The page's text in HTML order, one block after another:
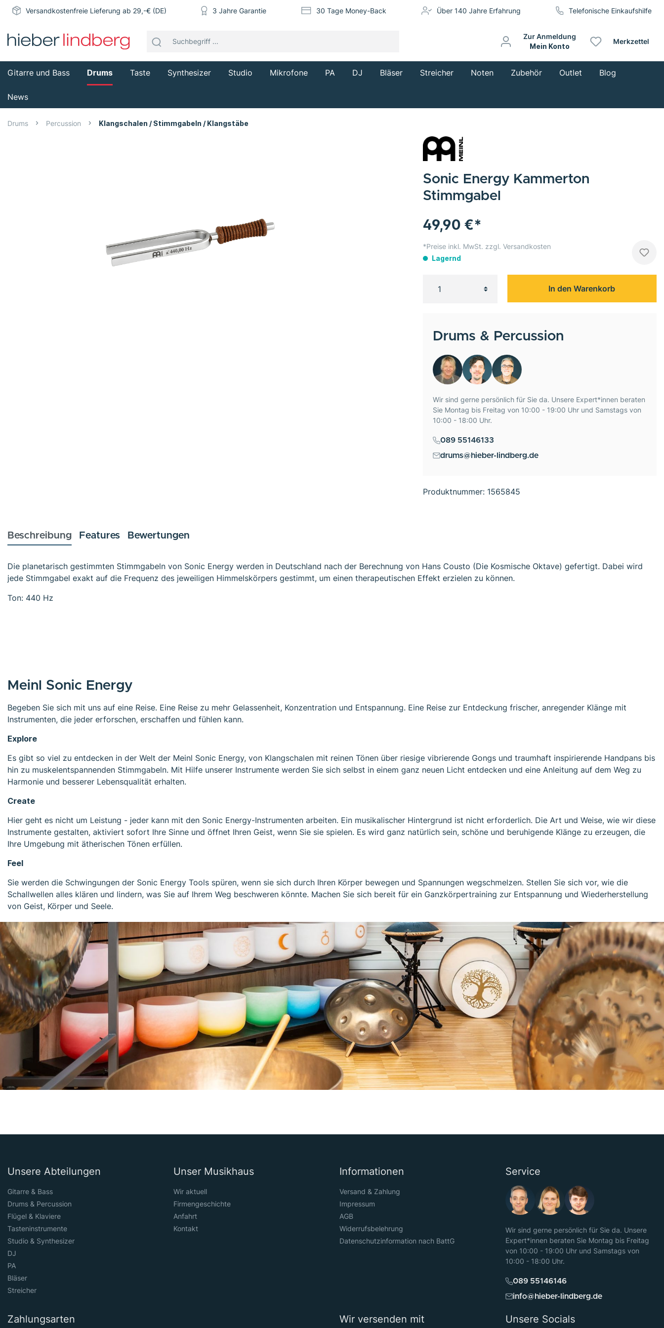
Versandkostenfreie Lieferung ab 29,-€ (DE) 3 Jahre Garantie 30 Tage Money-Back Über 140 Jahre Erfahrung Telefonische Einkaufshilfe
Zur Anmeldung
Mein Konto
Merkzettel
Gitarre und Bass Drums Taste Synthesizer Studio Mikrofone PA DJ Bläser Streicher Noten Zubehör Outlet Blog
News
Drums Percussion Klangschalen / Stimmgabeln / Klangstäbe
49,90 €*
*Preise inkl. MwSt. zzgl. Versandkosten
Lagernd
In den Warenkorb
Produktnummer: 1565845
Sonic Energy Kammerton
Stimmgabel
Drums & Percussion
Wir sind gerne persönlich für Sie da. Unsere Expert*innen beraten
Sie Montag bis Freitag von 10:00 - 19:00 Uhr und Samstags von
10:00 - 18:00 Uhr.
089 55146133
drums@hieber-lindberg.de
Beschreibung Features Bewertungen
Die planetarisch gestimmten Stimmgabeln von Sonic Energy werden in Deutschland nach der Berechnung von Hans Cousto (Die Kosmische Oktave) gefertigt. Dabei wird
jede Stimmgabel exakt auf die Frequenz des jeweiligen Himmelskörpers gestimmt, um einen therapeutischen Effekt erzielen zu können.
Ton: 440 Hz
Meinl Sonic Energy
Begeben Sie sich mit uns auf eine Reise. Eine Reise zu mehr Gelassenheit, Konzentration und Entspannung. Eine Reise zur Entdeckung frischer, anregender Klänge mit
Instrumenten, die jeder erforschen, erschaffen und fühlen kann.
Explore
Es gibt so viel zu entdecken in der Welt der Meinl Sonic Energy, von Klangschalen mit reinen Tönen über riesige vibrierende Gongs und traumhaft inspirierende Handpans bis
hin zu muskelentspannenden Stimmgabeln. Mit Hilfe unserer Instrumente werden Sie sich selbst in einem ganz neuen Licht entdecken und eine Anleitung auf dem Weg zu
Harmonie und besserer Lebensqualität erhalten.
Create
Hier geht es nicht um Leistung - jeder kann mit den Sonic Energy-Instrumenten arbeiten. Ein musikalischer Hintergrund ist nicht erforderlich. Die Art und Weise, wie wir diese
Instrumente gestalten, aktiviert sofort Ihre Sinne und öffnet Ihren Geist, wenn Sie sie spielen. Es wird ganz natürlich sein, schöne und beruhigende Klänge zu erzeugen, die
Ihre Umgebung mit ätherischen Tönen erfüllen.
Feel
Sie werden die Schwingungen der Sonic Energy Tools spüren, wenn sie sich durch Ihren Körper bewegen und Spannungen wegschmelzen. Stellen Sie sich vor, wie die
Schallwellen alles klären und lindern, was Sie auf Ihrem Weg beschweren könnte. Machen Sie sich bereit für ein Ganzkörpertraining zur Entspannung und Wiederherstellung
von Geist, Körper und Seele.
Unsere Abteilungen
Gitarre & Bass
Drums & Percussion
Flügel & Klaviere
Tasteninstrumente
Studio & Synthesizer
DJ
PA
Bläser
Streicher
Unser Musikhaus
Wir aktuell
Firmengeschichte
Anfahrt
Kontakt
Informationen
Versand & Zahlung
Impressum
AGB
Widerrufsbelehrung
Datenschutzinformation nach BattG
Service
Wir sind gerne persönlich für Sie da. Unsere
Expert*innen beraten Sie Montag bis Freitag
von 10:00 - 19:00 Uhr und Samstags von
10:00 - 18:00 Uhr.
089 55146146
info@hieber-lindberg.de
Zahlungsarten Wir versenden mit Unsere Socials